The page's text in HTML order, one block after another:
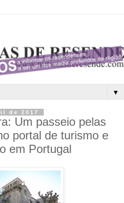
▼
de 2017
Um passeio pelas
portal de turismo e
em Portugal